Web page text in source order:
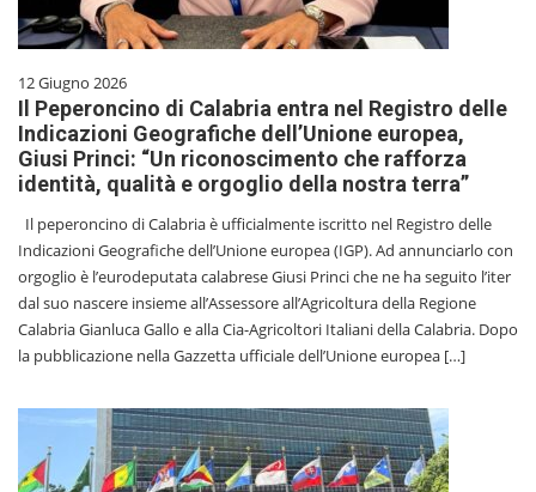
12 Giugno 2026
Il Peperoncino di Calabria entra nel Registro delle
Indicazioni Geografiche dell’Unione europea,
Giusi Princi: “Un riconoscimento che rafforza
identità, qualità e orgoglio della nostra terra”
Il peperoncino di Calabria è ufficialmente iscritto nel Registro delle
Indicazioni Geografiche dell’Unione europea (IGP). Ad annunciarlo con
orgoglio è l’eurodeputata calabrese Giusi Princi che ne ha seguito l’iter
dal suo nascere insieme all’Assessore all’Agricoltura della Regione
Calabria Gianluca Gallo e alla Cia-Agricoltori Italiani della Calabria. Dopo
la pubblicazione nella Gazzetta ufficiale dell’Unione europea […]